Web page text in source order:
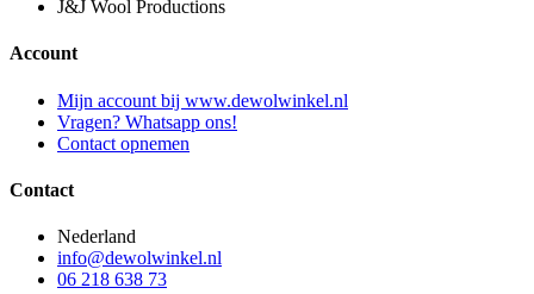
J&J Wool Productions
Account
Mijn account bij www.dewolwinkel.nl
Vragen? Whatsapp ons!
Contact opnemen
Contact
Nederland
info@dewolwinkel.nl
06 218 638 73